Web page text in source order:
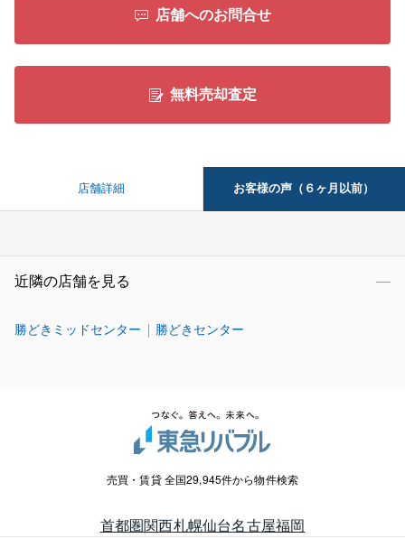
店舗へのお問合せ
無料売却査定
店舗詳細 お客様の声（６ヶ月以前）
近隣の店舗を見る
勝どきミッドセンター 勝どきセンター
売買・賃貸 全国29,945件から物件検索
首都圏関西札幌仙台名古屋福岡